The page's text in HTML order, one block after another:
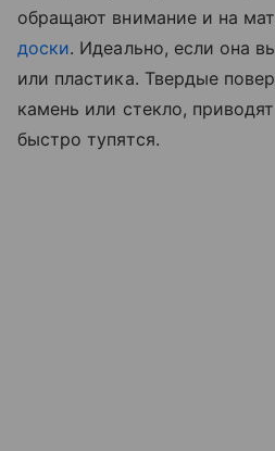
обращают внимание и на
доски. Идеально, если она
или пластика. Твердые
камень или стекло,
быстро тупятся.